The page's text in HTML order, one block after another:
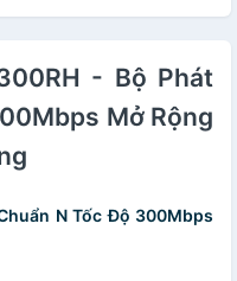
- Bộ Phát
Mở Rộng
N Tốc Độ 300Mbps